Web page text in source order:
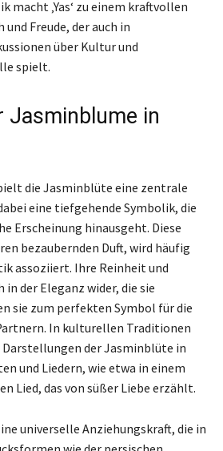
macht ‚Yas‘ zu einem kraftvollen
und Freude, der auch in
über Kultur und
spielt.
Jasminblume in
die Jasminblüte eine zentrale
eine tiefgehende Symbolik, die
Erscheinung hinausgeht. Diese
bezaubernden Duft, wird häufig
assoziiert. Ihre Reinheit und
in der Eleganz wider, die sie
sie zum perfekten Symbol für die
In kulturellen Traditionen
der Jasminblüte in
und Liedern, wie etwa in einem
Lied, das von süßer Liebe erzählt.
universelle Anziehungskraft, die in